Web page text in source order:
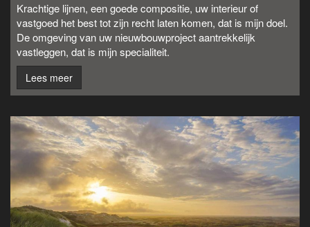
Krachtige lijnen, een goede compositie, uw interieur of
vastgoed het best tot zijn recht laten komen, dat is mijn doel.
De omgeving van uw nieuwbouwproject aantrekkelijk
vastleggen, dat is mijn specialiteit.
Lees meer